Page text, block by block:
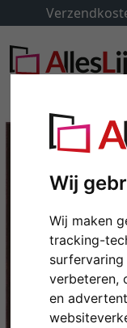
Wij
Wij maken
tracking-
verbeteren,
en
Terug